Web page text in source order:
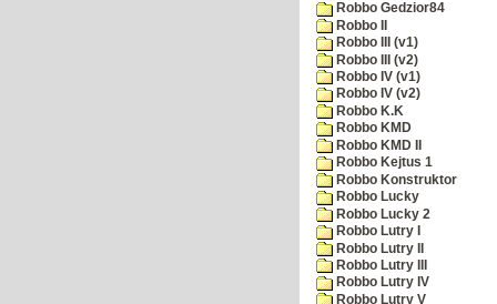
Robbo Gedzior84
Robbo II
Robbo III (v1)
Robbo III (v2)
Robbo IV (v1)
Robbo IV (v2)
Robbo K.K
Robbo KMD
Robbo KMD II
Robbo Kejtus 1
Robbo Konstruktor
Robbo Lucky
Robbo Lucky 2
Robbo Lutry I
Robbo Lutry II
Robbo Lutry III
Robbo Lutry IV
Robbo Lutry V